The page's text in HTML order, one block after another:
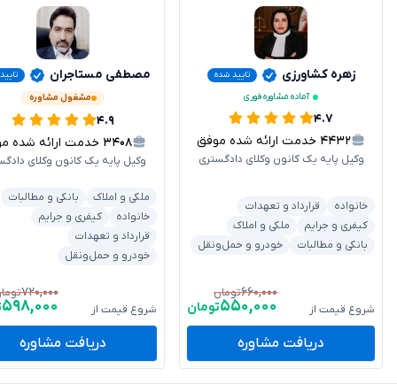
زهره کشاورزی
تایید شده
آماده مشاوره فوری
۴.۷
۴۴۳۲ خدمت ارائه شده موفق
وکیل پایه یک کانون وکلای دادگستری
خانواده
قرارداد و تعهدات
کیفری و جرایم
ملکی و املاک
بانکی و مطالبات
خودرو و حمل‌ونقل
شروع قیمت از
۶۶۰,۰۰۰تومان
۵۵۰,۰۰۰تومان
دریافت مشاوره
مصطفی مستاجران
مشغول مشاوره
۴.۹
۳۴۰۸ خدمت ارائه شده موفق
وکیل پایه یک کانون وکلای
ملکی و املاک
بانکی و مطالبات
خانواده
کیفری و جرایم
قرارداد و تعهدات
خودرو و حمل‌ونقل
شروع قیمت از
۷۲۰,۰۰۰
۵۹۸,۰۰۰
دریافت مشاوره